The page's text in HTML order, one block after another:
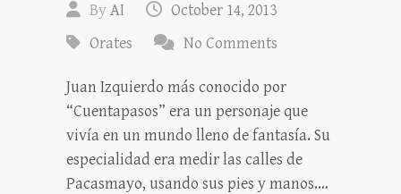
ByAI
October 14, 2013
Orates
No Comments
Juan Izquierdo más conocido por
“Cuentapasos” era un personaje que
vivía en un mundo lleno de fantasía. Su
especialidad era medir las calles de
Pacasmayo, usando sus pies y manos.…